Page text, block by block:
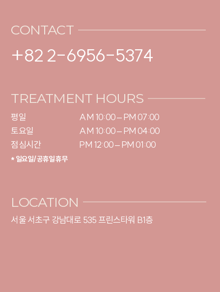
CONTACT
+82 2-6956-5374
TREATMENT HOURS
평일
토요일
점심시간
AM 10:00 – PM 07:00
AM 10:00 – PM 04:00
PM 12:00 – PM 01:00
* 일요일/공휴일 휴무
LOCATION
서울 서초구 강남대로 535 프린스타워 B1층